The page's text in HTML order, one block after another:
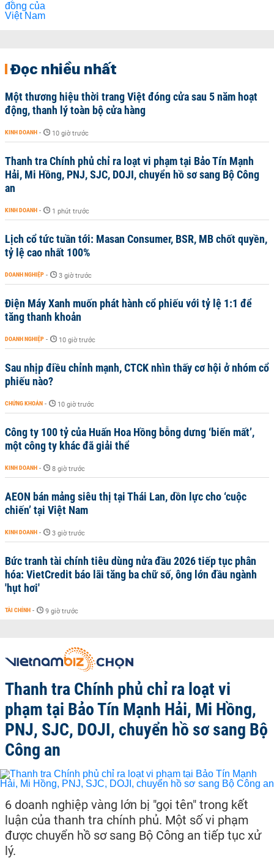
Đọc nhiều nhất
Một thương hiệu thời trang Việt đóng cửa sau 5 năm hoạt
động, thanh lý toàn bộ cửa hàng
KINH DOANH - 10 giờ trước
Thanh tra Chính phủ chỉ ra loạt vi phạm tại Bảo Tín Mạnh
Hải, Mi Hồng, PNJ, SJC, DOJI, chuyển hồ sơ sang Bộ Công
an
KINH DOANH - 1 phút trước
Lịch cổ tức tuần tới: Masan Consumer, BSR, MB chốt quyền,
tỷ lệ cao nhất 100%
DOANH NGHIỆP - 3 giờ trước
Điện Máy Xanh muốn phát hành cổ phiếu với tỷ lệ 1:1 để
tăng thanh khoản
DOANH NGHIỆP - 10 giờ trước
Sau nhịp điều chỉnh mạnh, CTCK nhìn thấy cơ hội ở nhóm cổ
phiếu nào?
CHỨNG KHOÁN - 10 giờ trước
Công ty 100 tỷ của Huấn Hoa Hồng bỗng dưng ‘biến mất’,
một công ty khác đã giải thể
KINH DOANH - 8 giờ trước
AEON bán mảng siêu thị tại Thái Lan, dồn lực cho ‘cuộc
chiến’ tại Việt Nam
KINH DOANH - 3 giờ trước
Bức tranh tài chính tiêu dùng nửa đầu 2026 tiếp tục phân
hóa: VietCredit báo lãi tăng ba chữ số, ông lớn đầu ngành
'hụt hơi'
TÀI CHÍNH - 9 giờ trước
Thanh tra Chính phủ chỉ ra loạt vi
phạm tại Bảo Tín Mạnh Hải, Mi Hồng,
PNJ, SJC, DOJI, chuyển hồ sơ sang Bộ
Công an
6 doanh nghiệp vàng lớn bị "gọi tên" trong kết
luận của thanh tra chính phủ. Một số vi phạm
được chuyển hồ sơ sang Bộ Công an tiếp tục xử
lý.